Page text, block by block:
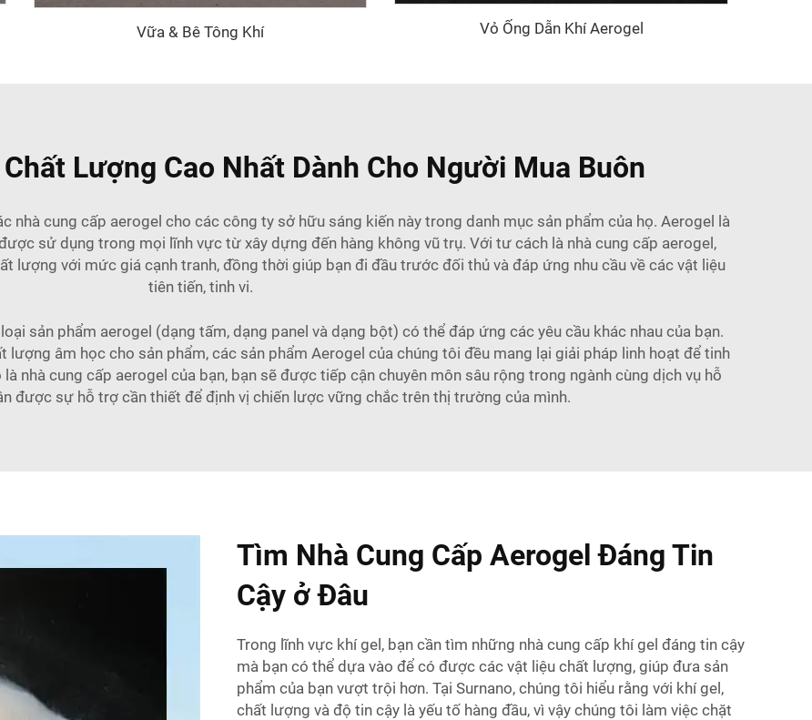
Vữa & Bê Tông Khí Vỏ Ống Dẫn Khí Aerogel
Lượng Cao Nhất Dành Cho Người Mua Buôn
nhà cung cấp aerogel cho các công ty sở hữu sáng kiến này trong danh mục sản phẩm của họ. Aerogel là
sử dụng trong mọi lĩnh vực từ xây dựng đến hàng không vũ trụ. Với tư cách là nhà cung cấp aerogel,
lượng với mức giá cạnh tranh, đồng thời giúp bạn đi đầu trước đối thủ và đáp ứng nhu cầu về các vật liệu
tiên tiến, tinh vi.
sản phẩm aerogel (dạng tấm, dạng panel và dạng bột) có thể đáp ứng các yêu cầu khác nhau của bạn.
lượng âm học cho sản phẩm, các sản phẩm Aerogel của chúng tôi đều mang lại giải pháp linh hoạt để tinh
nhà cung cấp aerogel của bạn, bạn sẽ được tiếp cận chuyên môn sâu rộng trong ngành cùng dịch vụ hỗ
được sự hỗ trợ cần thiết để định vị chiến lược vững chắc trên thị trường của mình.
Tìm Nhà Cung Cấp Aerogel Đáng Tin
Cậy ở Đâu
Trong lĩnh vực khí gel, bạn cần tìm những nhà cung cấp khí gel đáng tin cậy
mà bạn có thể dựa vào để có được các vật liệu chất lượng, giúp đưa sản
phẩm của bạn vượt trội hơn. Tại Surnano, chúng tôi hiểu rằng với khí gel,
chất lượng và độ tin cậy là yếu tố hàng đầu, vì vậy chúng tôi làm việc chặt